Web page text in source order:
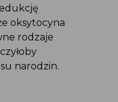
oksytocyna
rodzaje
narodzin.